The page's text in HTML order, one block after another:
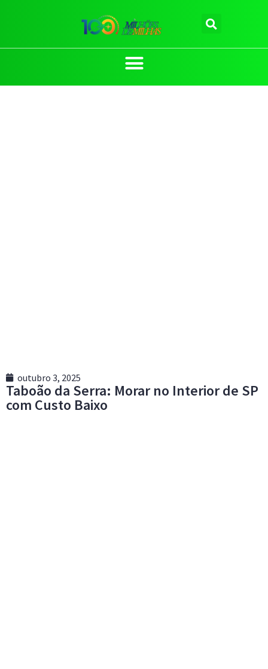
outubro 3, 2025
Taboão da Serra: Morar no Interior de SP
com Custo Baixo